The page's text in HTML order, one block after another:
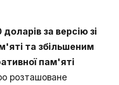
доларів за версію зі
та збільшеним
пам'яті
розташоване